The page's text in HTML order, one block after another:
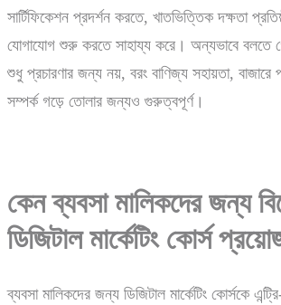
সার্টিফিকেশন প্রদর্শন করতে, খাতভিত্তিক দক্ষতা
যোগাযোগ শুরু করতে সাহায্য করে। অন্যভাবে বলতে
শুধু প্রচারণার জন্য নয়, বরং বাণিজ্য সহায়তা, বাজারে
সম্পর্ক গড়ে তোলার জন্যও গুরুত্বপূর্ণ।
কেনব্যবসামালিকদেরজন্য
ডিজিটালমার্কেটিং কোর্স
ব্যবসা মালিকদের জন্য ডিজিটাল মার্কেটিং কোর্সকে